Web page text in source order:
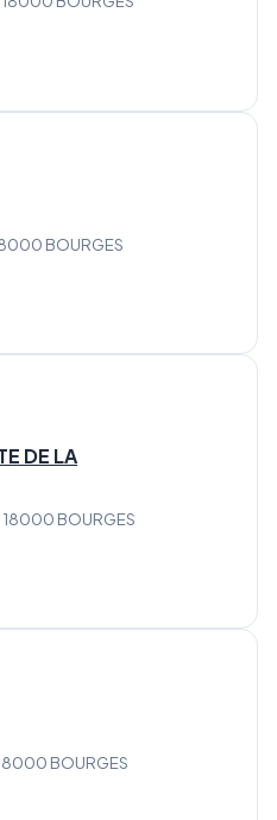
BOURGES
DE LA
18000 BOURGES
BOURGES